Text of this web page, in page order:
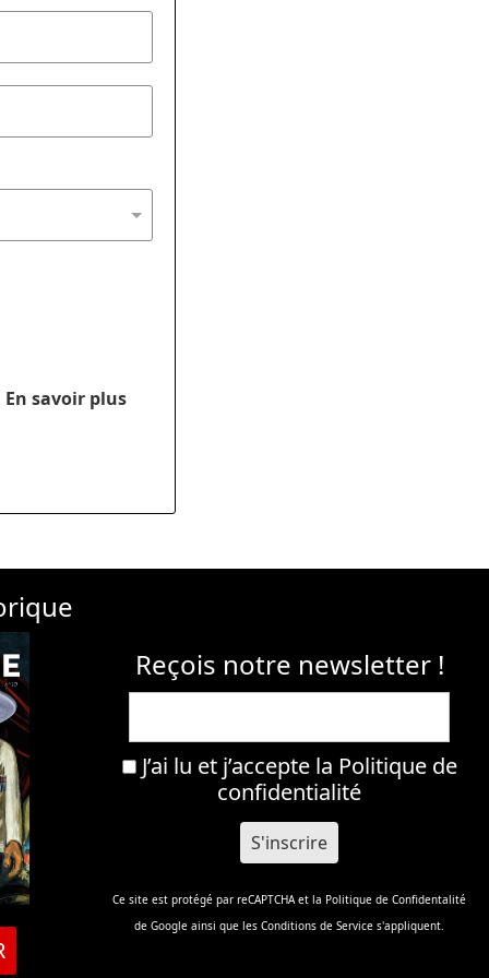
En savoir plus
Reçois notre newsletter !
J’ai lu et j’accepte la Politique de
confidentialité
Ce site est protégé par reCAPTCHA et la Politique de Confidentalité
de Google ainsi que les Conditions de Service s'appliquent.